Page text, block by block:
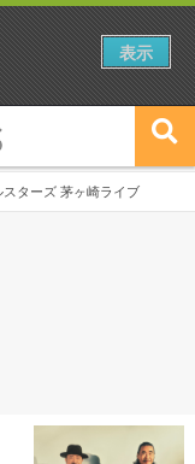
ターズ 茅ヶ崎ライブ
表示